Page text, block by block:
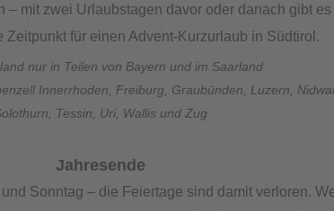
– mit zwei Urlaubstagen davor oder danach gibt
Zeitpunkt für einen Advent-Kurzurlaub in Südtirol.
nur in Teilen von Bayern und im Saarland
Innerrhoden, Freiburg, Graubünden, Luzern,
Tessin, Uri, Wallis und Zug
Jahresende
Sonntag – die Feiertage sind damit verloren.